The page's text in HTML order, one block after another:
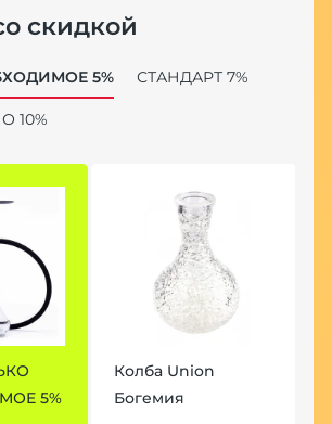
скидкой
5% СТАНДАРТ 7%
10%
5%
Колба Union
Богемия